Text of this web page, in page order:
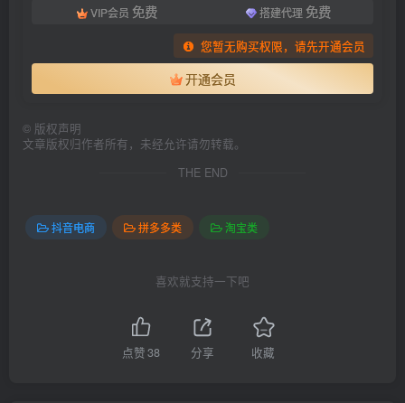
VIP会员 免费 搭建代理 免费
您暂无购买权限，请先开通会员
开通会员
© 版权声明
文章版权归作者所有，未经允许请勿转载。
THE END
抖音电商 拼多多类 淘宝类
喜欢就支持一下吧
点赞38 分享 收藏